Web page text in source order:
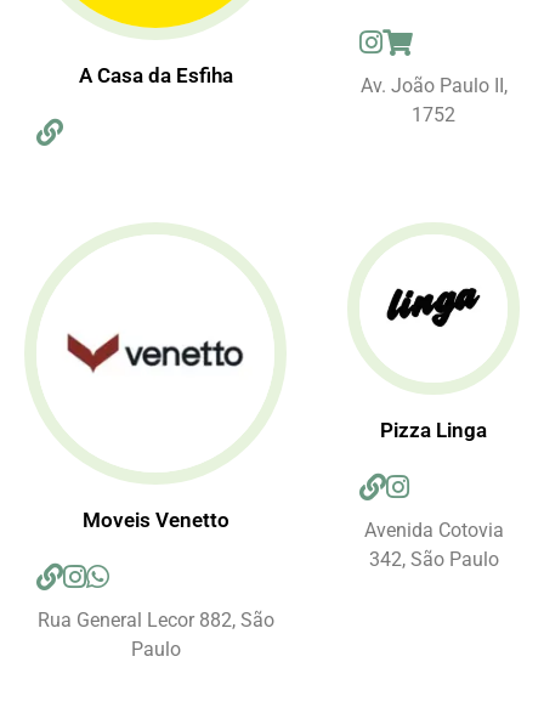
A Casa da Esfiha
Av. João Paulo II,
1752
Moveis Venetto
Rua General Lecor 882, São
Paulo
Pizza Linga
Avenida Cotovia
342, São Paulo